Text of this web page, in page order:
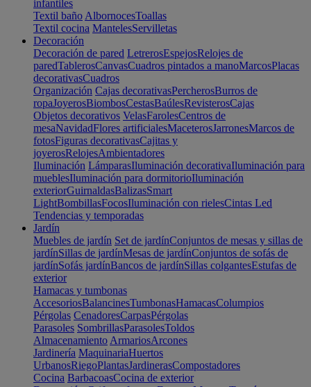
infantiles
Textil baño AlbornocesToallas
Textil cocina MantelesServilletas
Decoración
Decoración de pared LetrerosEspejosRelojes de
paredTablerosCanvasCuadros pintados a manoMarcosPlacas
decorativasCuadros
Organización Cajas decorativasPercherosBurros de
ropaJoyerosBiombosCestasBaúlesRevisterosCajas
Objetos decorativos VelasFarolesCentros de
mesaNavidadFlores artificialesMaceterosJarronesMarcos de
fotosFiguras decorativasCajitas y
joyerosRelojesAmbientadores
Iluminación LámparasIluminación decorativaIluminación para
mueblesIluminación para dormitorioIluminación
exteriorGuirnaldasBalizasSmart
LightBombillasFocosIluminación con rielesCintas Led
Tendencias y temporadas
Jardín
Muebles de jardín Set de jardínConjuntos de mesas y sillas de
jardínSillas de jardínMesas de jardínConjuntos de sofás de
jardínSofás jardínBancos de jardínSillas colgantesEstufas de
exterior
Hamacas y tumbonas
AccesoriosBalancinesTumbonasHamacasColumpios
Pérgolas CenadoresCarpasPérgolas
Parasoles SombrillasParasolesToldos
Almacenamiento ArmariosArcones
Jardinería MaquinariaHuertos
UrbanosRiegoPlantasJardinerasCompostadores
Cocina BarbacoasCocina de exterior